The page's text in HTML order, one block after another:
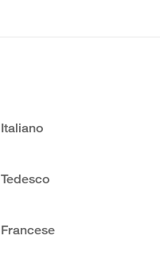
Italiano
Tedesco
Francese